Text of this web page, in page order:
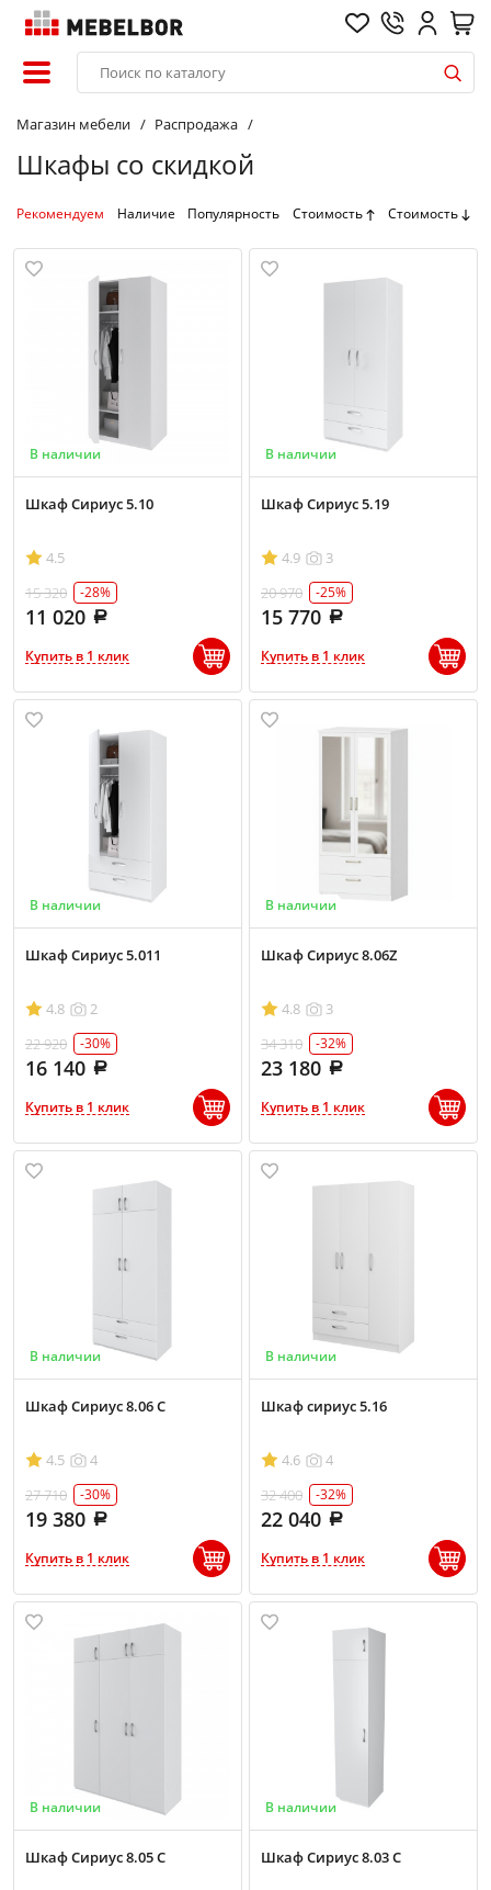
Магазин мебели Распродажа
Шкафы со скидкой
Рекомендуем Наличие Популярность Стоимость Стоимость
В наличии
Шкаф Сириус 5.10
4.5
15 320
-28%
11 020
Купить в 1 клик
В наличии
Шкаф Сириус 5.19
4.9
3
20 970
-25%
15 770
Купить в 1 клик
В наличии
Шкаф Сириус 5.011
4.8
2
22 920
-30%
16 140
Купить в 1 клик
В наличии
Шкаф Сириус 8.06Z
4.8
3
34 310
-32%
23 180
Купить в 1 клик
В наличии
Шкаф Сириус 8.06 С
4.5
4
27 710
-30%
19 380
Купить в 1 клик
В наличии
Шкаф сириус 5.16
4.6
4
32 400
-32%
22 040
Купить в 1 клик
В наличии
Шкаф Сириус 8.05 С
В наличии
Шкаф Сириус 8.03 С